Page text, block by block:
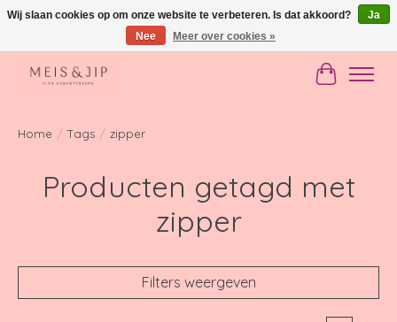
Gratis verzending in NL vanaf €150
Home / Tags / zipper
Producten getagd met
zipper
Filters weergeven
Wij slaan cookies op om onze website te verbeteren. Is dat akkoord?
Ja
Nee
Meer over cookies »